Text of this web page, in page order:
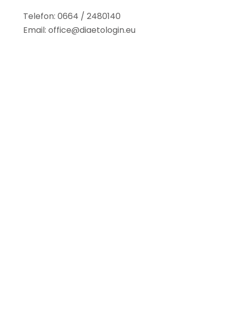
Telefon: 0664 / 2480140
Email: office@diaetologin.eu